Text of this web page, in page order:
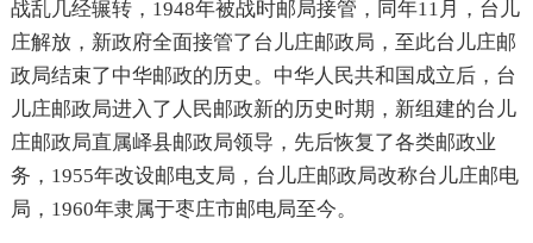
战乱几经辗转，1948年被战时邮局接管，同年11月，台儿
庄解放，新政府全面接管了台儿庄邮政局，至此台儿庄邮
政局结束了中华邮政的历史。中华人民共和国成立后，台
儿庄邮政局进入了人民邮政新的历史时期，新组建的台儿
庄邮政局直属峄县邮政局领导，先后恢复了各类邮政业
务，1955年改设邮电支局，台儿庄邮政局改称台儿庄邮电
局，1960年隶属于枣庄市邮电局至今。